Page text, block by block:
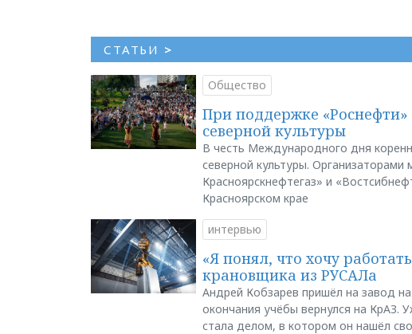
СТАТЬИ >
Общество
При поддержке
северной культуры
В честь Международного дня
северной культуры.
Красноярскнефтегаз» и
Красноярском крае
интервью
«Я понял, что хочу
крановщика из РУСАЛа
Андрей Кобзарев пришёл на завод
окончания учёбы вернулся на КрАЗ.
стала делом, в котором он нашёл